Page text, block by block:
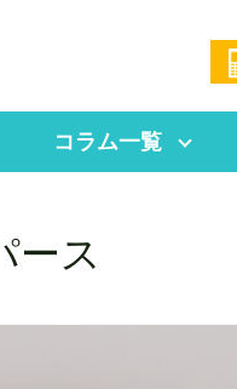
コラム一覧
ース